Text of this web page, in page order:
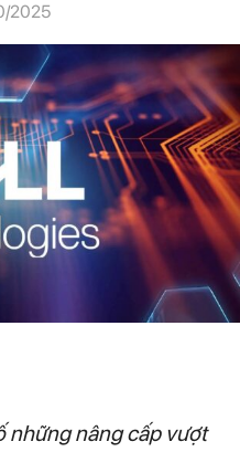
2025
những nâng cấp vượt